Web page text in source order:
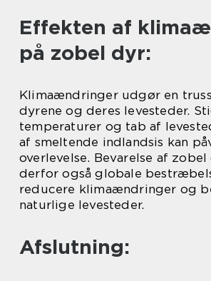
Effekten af
på zobel dyr:
Klimaændringer udgør en
dyrene og deres levesteder.
temperaturer og tab af
af smeltende indlandsis kan
overlevelse. Bevarelse af
derfor også globale
reducere klimaændringer og
naturlige levesteder.
Afslutning: